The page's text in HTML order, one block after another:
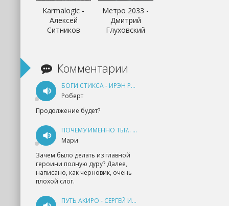
Karmalogic -
Алексей
Ситников
Метро 2033 -
Дмитрий
Глуховский
Комментарии
БОГИ СТИКСА - ИРЭН РУДКЕВИЧ
Роберт
Продолжение будет?
ПОЧЕМУ ИМЕННО ТЫ?.. КНИГА 1 - ЕКАТЕРИНА ЮДИНА
Мари
Зачем было делать из главной
героини полную дуру? Далее,
написано, как черновик, очень
плохой слог.
ПУТЬ АКИРО - СЕРГЕЙ ИЗМАЙЛОВ